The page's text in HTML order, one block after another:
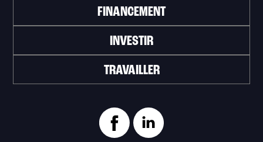
FINANCEMENT
INVESTIR
TRAVAILLER